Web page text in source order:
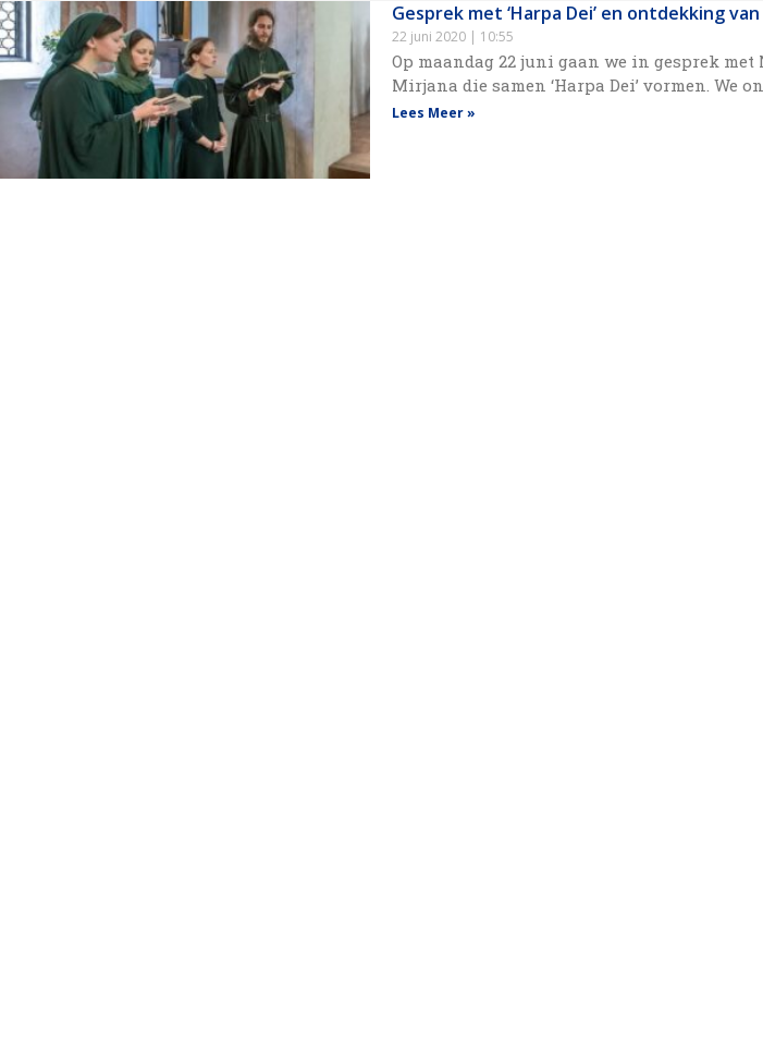
Gesprek met ‘Harpa Dei’ en ontdekking
22 juni 2020 10:55
Op maandag 22 juni gaan we in gesprek
Mirjana die samen ‘Harpa Dei’ vormen. We
Lees Meer »